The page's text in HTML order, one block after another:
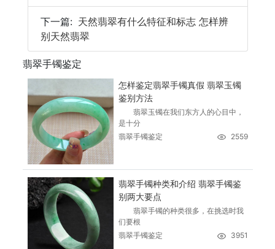
下一篇: 天然翡翠有什么特征和标志 怎样辨
别天然翡翠
翡翠手镯鉴定
怎样鉴定翡翠手镯真假 翡翠玉镯
鉴别方法
翡翠玉镯在我们东方人的心目中，
是十分
翡翠手镯鉴定
2559
翡翠手镯种类和介绍 翡翠手镯鉴
别两大要点
翡翠手镯的种类很多，在挑选时我
们要根
翡翠手镯鉴定
3951